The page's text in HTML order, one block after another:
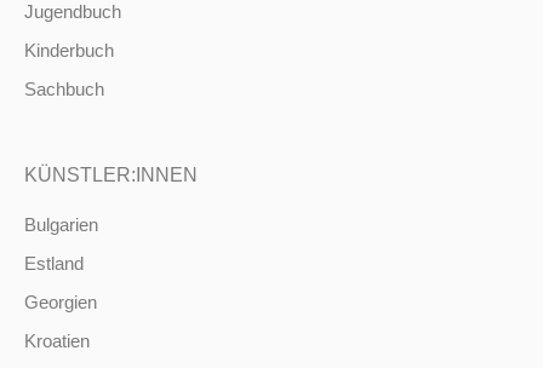
Jugendbuch
Kinderbuch
Sachbuch
KÜNSTLER:INNEN
Bulgarien
Estland
Georgien
Kroatien